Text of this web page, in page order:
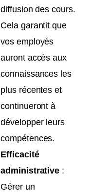
diffusion des cours.
Cela garantit que
vos employés
auront accès aux
connaissances les
plus récentes et
continueront à
développer leurs
compétences.
Efficacité
administrative :
Gérer un